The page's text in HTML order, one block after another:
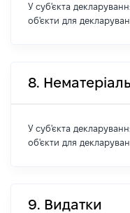
У суб'єкта
об'єкти для
8.
У суб'єкта
об'єкти для
9. Видатки